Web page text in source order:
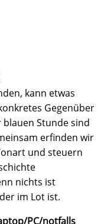
kann etwas
Gegenüber
Stunde sind
erfinden wir
und steuern
nichts ist
im Lot ist.
PC/notfalls